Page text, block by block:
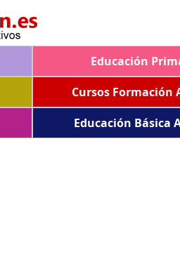
Educación
Cursos Formación
Educación Básica